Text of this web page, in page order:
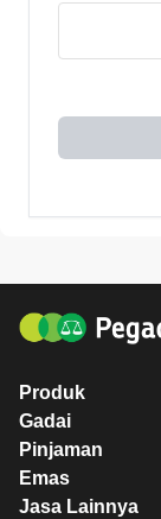
Produk
Gadai
Pinjaman
Emas
Jasa Lainnya